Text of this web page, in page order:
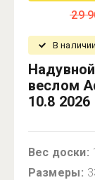
29
веслом
10.8
В наличии
Вес доски
Размеры